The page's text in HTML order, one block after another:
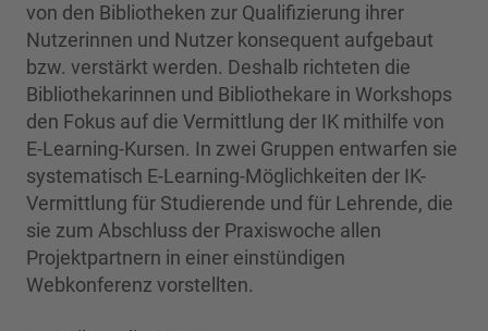
von den Bibliotheken zur Qualifizierung ihrer
Nutzerinnen und Nutzer konsequent aufgebaut
bzw. verstärkt werden. Deshalb richteten die
Bibliothekarinnen und Bibliothekare in Workshops
den Fokus auf die Vermittlung der IK mithilfe von
E-Learning-Kursen. In zwei Gruppen entwarfen sie
systematisch E-Learning-Möglichkeiten der IK-
Vermittlung für Studierende und für Lehrende, die
sie zum Abschluss der Praxiswoche allen
Projektpartnern in einer einstündigen
Webkonferenz vorstellten.